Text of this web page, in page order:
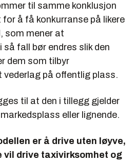
til samme konklusjon
for å få konkurranse på likere
som mener at
fall bør endres slik den
dem som tilbyr
på offentlig plass.
til at den i tillegg gjelder
eller lignende.
er å drive uten løyve,
vil drive taxivirksomhet og